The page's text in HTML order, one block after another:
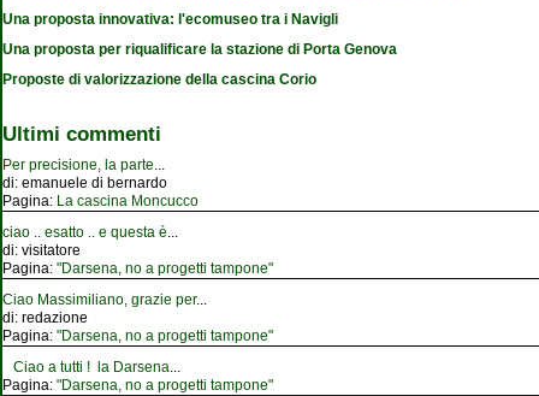
Una proposta innovativa: l'ecomuseo tra i Navigli
Una proposta per riqualificare la stazione di Porta Genova
Proposte di valorizzazione della cascina Corio
Ultimi commenti
Per precisione, la parte...
di: emanuele di bernardo
Pagina: La cascina Moncucco
ciao .. esatto .. e questa è...
di: visitatore
Pagina: "Darsena, no a progetti tampone"
Ciao Massimiliano, grazie per...
di: redazione
Pagina: "Darsena, no a progetti tampone"
Ciao a tutti ! la Darsena...
Pagina: "Darsena, no a progetti tampone"